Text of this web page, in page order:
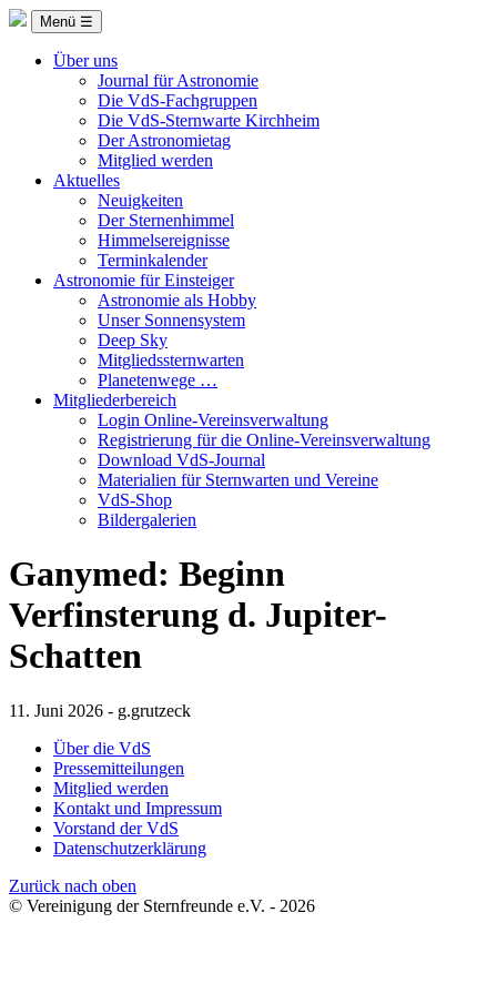
Menü ☰
Über uns
Journal für Astronomie
Die VdS-Fachgruppen
Die VdS-Sternwarte Kirchheim
Der Astronomietag
Mitglied werden
Aktuelles
Neuigkeiten
Der Sternenhimmel
Himmelsereignisse
Terminkalender
Astronomie für Einsteiger
Astronomie als Hobby
Unser Sonnensystem
Deep Sky
Mitgliedssternwarten
Planetenwege …
Mitgliederbereich
Login Online-Vereinsverwaltung
Registrierung für die Online-Vereinsverwaltung
Download VdS-Journal
Materialien für Sternwarten und Vereine
VdS-Shop
Bildergalerien
Ganymed: Beginn
Verfinsterung d. Jupiter-
Schatten
11. Juni 2026 - g.grutzeck
Über die VdS
Pressemitteilungen
Mitglied werden
Kontakt und Impressum
Vorstand der VdS
Datenschutzerklärung
Zurück nach oben
© Vereinigung der Sternfreunde e.V. - 2026